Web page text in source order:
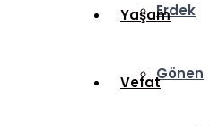
Erdek
Gönen
Yaşam
Vefat